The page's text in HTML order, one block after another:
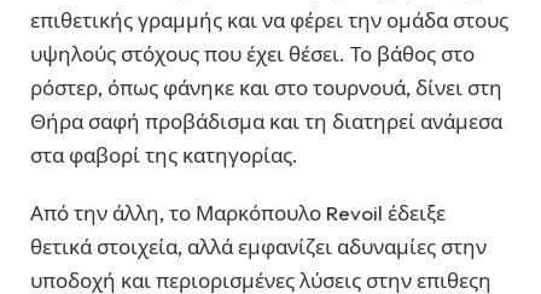
επιθετικής γραμμής και να φέρει την ομάδα στους
υψηλούς στόχους που έχει θέσει. Το βάθος στο
ρόστερ, όπως φάνηκε και στο τουρνουά, δίνει στη
Θήρα σαφή προβάδισμα και τη διατηρεί ανάμεσα
στα φαβορί της κατηγορίας.
Από την άλλη, το Μαρκόπουλο Revoil έδειξε
θετικά στοιχεία, αλλά εμφανίζει αδυναμίες στην
υποδοχή και περιορισμένες λύσεις στην επιθεςη